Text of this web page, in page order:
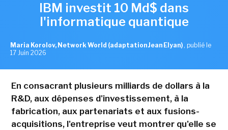
IBM investit 10 Md$ dans
l'informatique quantique
Maria Korolov, Network World (adaptation Jean Elyan) , publié le
17 Juin 2026
En consacrant plusieurs milliards de dollars à la
R&D, aux dépenses d'investissement, à la
fabrication, aux partenariats et aux fusions-
acquisitions, l'entreprise veut montrer qu'elle se